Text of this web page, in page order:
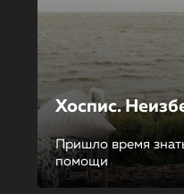
Хоспис.
Пришло время
помощи